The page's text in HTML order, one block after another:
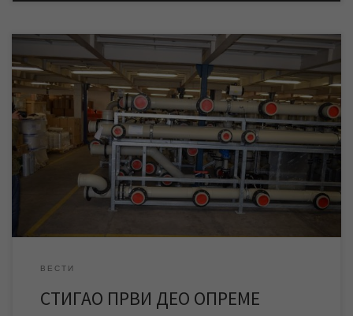
Као што смо и најавили први део опреме постројења за
прераду питке воде стигао је из иностранства и смештен је у
магацинима „Транспортшпеда“ у Београду где ће бити до
завршетка грађевинских радова и стварања услова за
монтажу. Јуче су пристиглу опрему обишли градоначелник
града Зрењанина Чедомир Јањић, вд директора ЈКП […]
ВЕСТИ
СТИГАО ПРВИ ДЕО ОПРЕМЕ